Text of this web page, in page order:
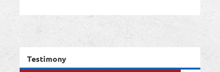
Testimony